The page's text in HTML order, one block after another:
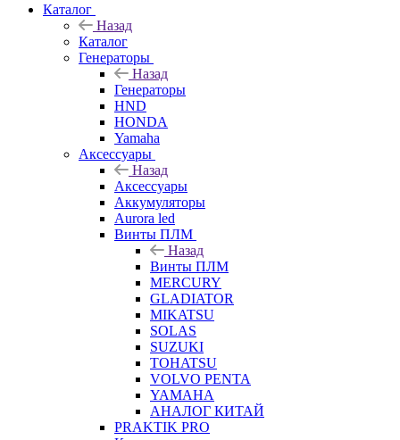
Каталог
Назад
Каталог
Генераторы
Назад
Генераторы
HND
HONDA
Yamaha
Аксессуары
Назад
Аксессуары
Аккумуляторы
Aurora led
Винты ПЛМ
Назад
Винты ПЛМ
MERCURY
GLADIATOR
MIKATSU
SOLAS
SUZUKI
TOHATSU
VOLVO PENTA
YAMAHA
АНАЛОГ КИТАЙ
PRAKTIK PRO